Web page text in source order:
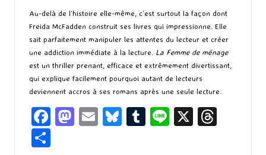
Au-delà de l’histoire elle-même, c’est surtout la façon dont
Freida McFadden construit ses livres qui impressionne. Elle
sait parfaitement manipuler les attentes du lecteur et créer
une addiction immédiate à la lecture. La Femme de ménage
est un thriller prenant, efficace et extrêmement divertissant,
qui explique facilement pourquoi autant de lecteurs
deviennent accros à ses romans après une seule lecture.
Fa M E
Bl T
Li X